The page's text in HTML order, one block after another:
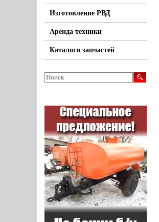
Изготовление РВД
Аренда техники
Каталоги запчастей